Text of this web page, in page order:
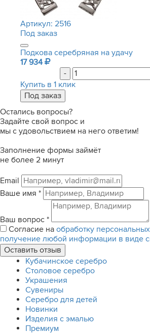
Артикул: 2516
Под заказ
Подкова серебряная на удачу
17 934
-
Купить в 1 клик
Остались вопросы?
Задайте свой вопрос и
мы с удовольствием на него ответим!
Заполнение формы займёт
не более 2 минут
Email
Ваше имя *
Ваш вопрос *
Согласие на обработку
получение любой информации в виде
Кубачинское серебро
Столовое серебро
Украшения
Сувениры
Серебро для детей
Новинки
Изделия с эмалью
Премиум